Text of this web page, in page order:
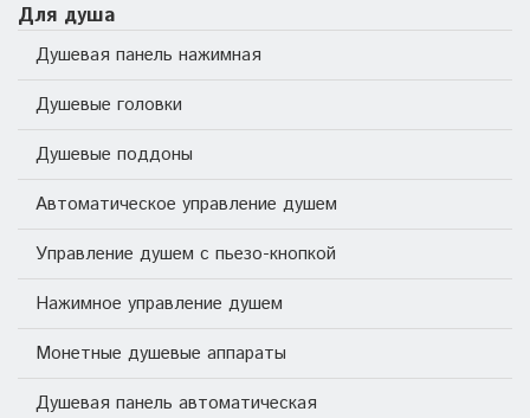
Для душа
Душевая панель нажимная
Душевые головки
Душевые поддоны
Автоматическое управление душем
Управление душем с пьезо-кнопкой
Нажимное управление душем
Монетные душевые аппараты
Душевая панель автоматическая